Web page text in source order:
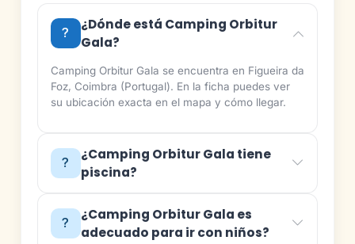
¿Dónde está Camping Orbitur
Gala?
Camping Orbitur Gala se encuentra en Figueira da
Foz, Coimbra (Portugal). En la ficha puedes ver
su ubicación exacta en el mapa y cómo llegar.
¿Camping Orbitur Gala tiene
piscina?
¿Camping Orbitur Gala es
adecuado para ir con niños?